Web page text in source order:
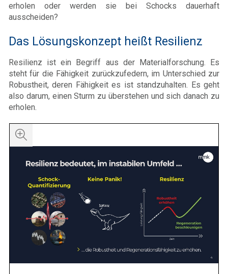
erholen oder werden sie bei Schocks dauerhaft
ausscheiden?
Das Lösungskonzept heißt Resilienz
Resilienz ist ein Begriff aus der Materialforschung. Es
steht für die Fähigkeit zurückzufedern, im Unterschied zur
Robustheit, deren Fähigkeit es ist standzuhalten. Es geht
also darum, einen Sturm zu überstehen und sich danach zu
erholen.